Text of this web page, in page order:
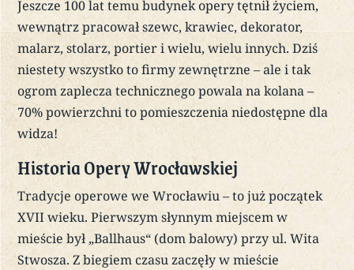
Jeszcze 100 lat temu budynek opery tętnił życiem,
wewnątrz pracował szewc, krawiec, dekorator,
malarz, stolarz, portier i wielu, wielu innych. Dziś
niestety wszystko to firmy zewnętrzne – ale i tak
ogrom zaplecza technicznego powala na kolana –
70% powierzchni to pomieszczenia niedostępne dla
widza!
Historia Opery Wrocławskiej
Tradycje operowe we Wrocławiu – to już początek
XVII wieku. Pierwszym słynnym miejscem w
mieście był „Ballhaus“ (dom balowy) przy ul. Wita
Stwosza. Z biegiem czasu zaczęły w mieście